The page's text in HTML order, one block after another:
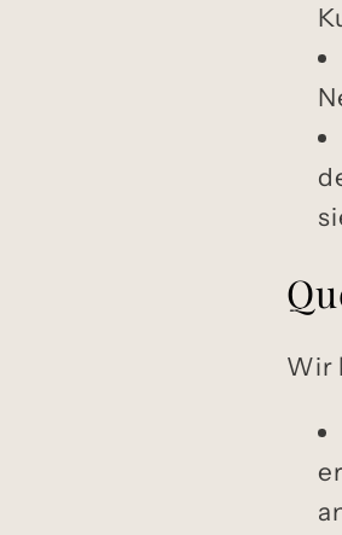
Wir